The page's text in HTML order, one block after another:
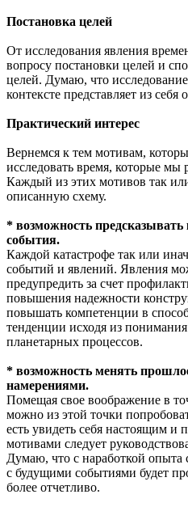
Постановка целей
От исследования явления
вопросу постановки целей и
целей. Думаю, что
контексте представляет из
Практический интерес
Вернемся к тем мотивам,
исследовать время, которые мы
Каждый из этих мотивов так
описанную схему.
* возможность
события.
Каждой катастрофе так или
событий и явлений. Явления
предупредить за счет
повышения надежности
повышать компетенции в
тенденции исходя из
планетарных процессов.
* возможность менять
намерениями.
Помещая свое воображение в
можно из этой точки
есть увидеть себя настоящим и
мотивами следует
Думаю, что с наработкой опыта
с будущими событиями будет
более отчетливо.